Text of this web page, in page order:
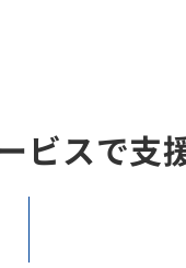
ビスで支